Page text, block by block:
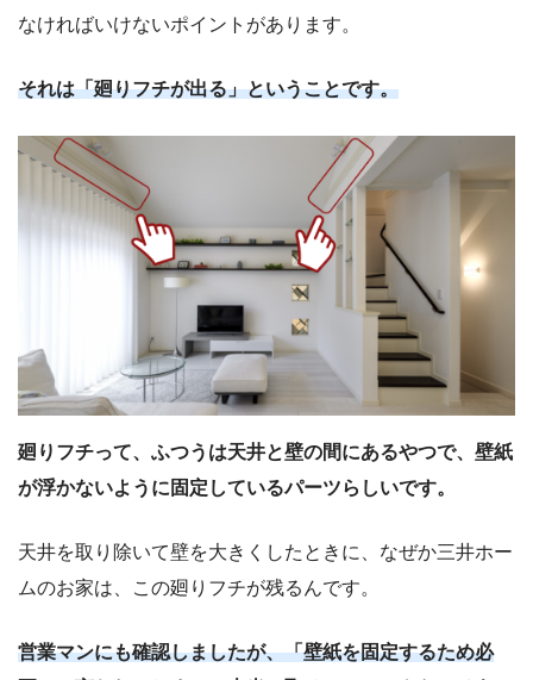
なければいけないポイントがあります。
それは「廻りフチが出る」ということです。
廻りフチって、ふつうは天井と壁の間にあるやつで、壁紙
が浮かないように固定しているパーツらしいです。
天井を取り除いて壁を大きくしたときに、なぜか三井ホー
ムのお家は、この廻りフチが残るんです。
営業マンにも確認しましたが、「壁紙を固定するため必